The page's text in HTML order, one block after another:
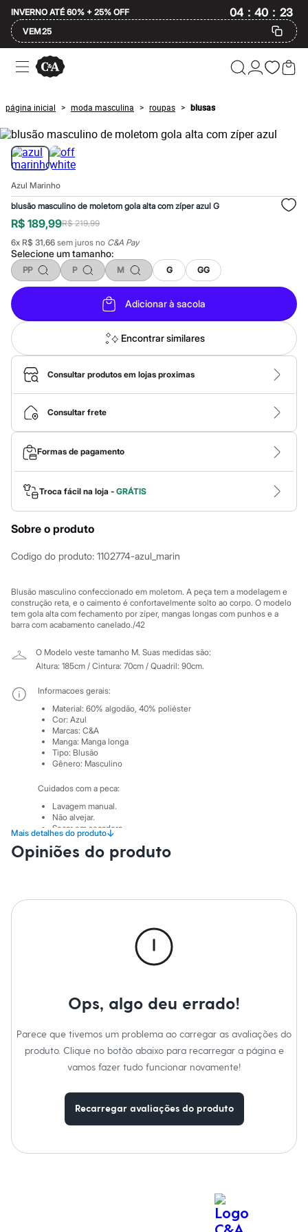
INVERNO ATÉ 60% + 25% OFF 04 : 40 : 23
VEM25
Ofertas
Compre por Departamento
Masculino
Infantil
Calçados
Mindse7
Plus Size
Até 20% off
Até 60% off
A partir de 60% off
Feminino
Em alta
Inverno
Alfaiataria
Novidades
Roupas
Blusas e Camisetas
Básicos
Calças
Casacos e Jaquetas
Jeans
Macacões
Saias
Shorts e Bermudas
Vestidos
Bolsas
Bonés e Chapéus
Bijoux
Cintos
Óculos
Relógios
Calçados
Botas
Chinelos
Rasteirinhas
Sandálias
Sapatilhas
Tênis
City
Clock House
Mindset
Sawary
Moda esportiva
Acessórios
Blusas
Calçados
Leggings
Shorts e Bermudas
Moda íntima
Calcinhas
Cintas e Modeladores
Pijamas
Sutiãs e Tops
Moda praia
Biquínis
Maiôs
Saídas de praia
Personagens
Casacos e Jaquetas
Bermudas
Camisas
Calças
Camisetas e Regatas
Bolsas e Mochilas
Chapéus e Bonés
Cintos
página inicial > moda masculina > roupas > blusas
Azul Marinho
blusão masculino de moletom gola alta com zíper azul G
R$ 189,99R$ 219,99
6x R$ 31,66 sem juros no C&A Pay
Selecione umtamanho:
PP P M G GG
Adicionar à sacola
Encontrar similares
Consultar produtos em lojas proximas
Consultar frete
Formas de pagamento
Troca fácil na loja - GRÁTIS
Sobre o produto
Codigo do produto: 1102774-azul_marin
Blusão masculino confeccionado em moletom. A peça tem a modelagem e
construção reta, e o caimento é confortavelmente solto ao corpo. O modelo
tem gola alta com fechamento por zíper, mangas longas com punhos e a
barra com acabamento canelado./42
O Modelo veste tamanho M. Suas medidas são:
Altura: 185cm / Cintura: 70cm / Quadril: 90cm.
Mais detalhes do produto↓
Informacoes gerais:
Material: 60% algodão, 40% poliéster
Cor: Azul
Marcas: C&A
Manga: Manga longa
Tipo: Blusão
Gênero: Masculino
Cuidados com a peca:
Lavagem manual.
Não alvejar.
Secar em secadora.
Secar na vertical.
Passar em temperatura média.
Opiniões do produto
Ops, algo deu errado!
Parece que tivemos um problema ao carregar as avaliações do
produto. Clique no botão abaixo para recarregar a página e
vamos fazer tudo funcionar novamente!
Recarregar avaliações do produto